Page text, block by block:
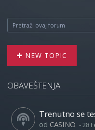
NEW TOPIC
OBAVEŠTENJA
Trenutno se
od CASINO -28